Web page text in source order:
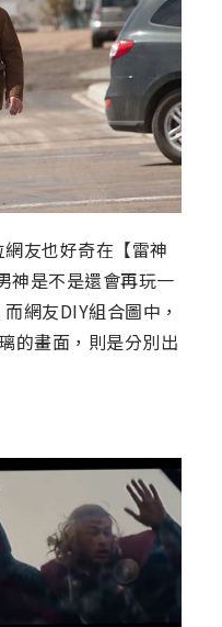
友也好奇在【雷神
神是不是還會再玩一
網友DIY組合圖中，
的畫面，則是分別出